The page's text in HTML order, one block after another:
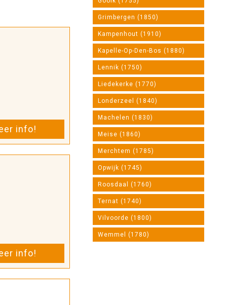
info!
info!
Grimbergen (1850)
Kampenhout (1910)
Kapelle-Op-Den-Bos (1880)
Lennik (1750)
Liedekerke (1770)
Londerzeel (1840)
Machelen (1830)
Meise (1860)
Merchtem (1785)
Opwijk (1745)
Roosdaal (1760)
Ternat (1740)
Vilvoorde (1800)
Wemmel (1780)